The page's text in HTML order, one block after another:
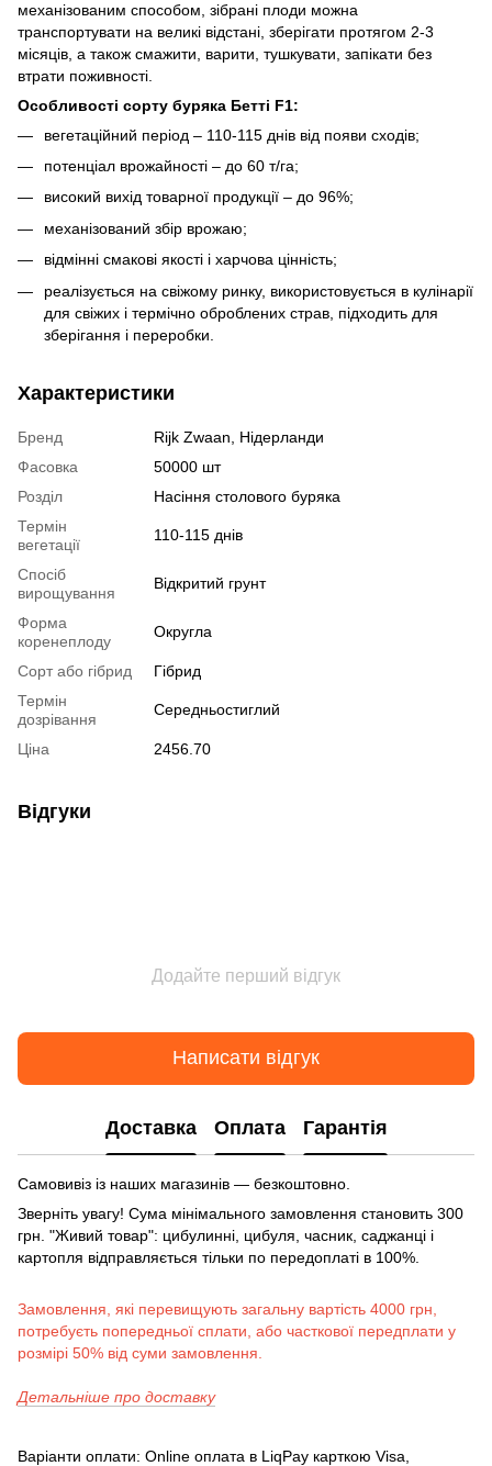
механізованим способом, зібрані плоди можна
транспортувати на великі відстані, зберігати протягом 2-3
місяців, а також смажити, варити, тушкувати, запікати без
втрати поживності.
Особливості сорту буряка Бетті F1:
вегетаційний період – 110-115 днів від появи сходів;
потенціал врожайності – до 60 т/га;
високий вихід товарної продукції – до 96%;
механізований збір врожаю;
відмінні смакові якості і харчова цінність;
реалізується на свіжому ринку, використовується в кулінарії
для свіжих і термічно оброблених страв, підходить для
зберігання і переробки.
Характеристики
Бренд
Rijk Zwaan, Нідерланди
Фасовка
50000 шт
Розділ
Насіння столового буряка
Термін
вегетації
110-115 днів
Спосіб
вирощування
Відкритий грунт
Форма
коренеплоду
Округла
Сорт або гібрид
Гібрид
Термін
дозрівання
Середньостиглий
Ціна 2456.70
Відгуки
Додайте перший відгук
Написати відгук
Доставка Оплата Гарантія
Самовивіз із наших магазинів — безкоштовно.
Зверніть увагу! Сума мінімального замовлення становить 300
грн. "Живий товар": цибулинні, цибуля, часник, саджанці і
картопля відправляється тільки по передоплаті в 100%.
Замовлення, які перевищують загальну вартість 4000 грн,
потребуєть попередньої сплати, або часткової передплати у
розмірі 50% від суми замовлення.
Детальніше про доставку
Варіанти оплати: Online оплата в LiqPay карткою Visa,